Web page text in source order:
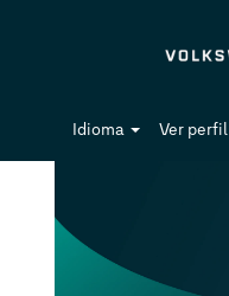
Idioma Ver perfil